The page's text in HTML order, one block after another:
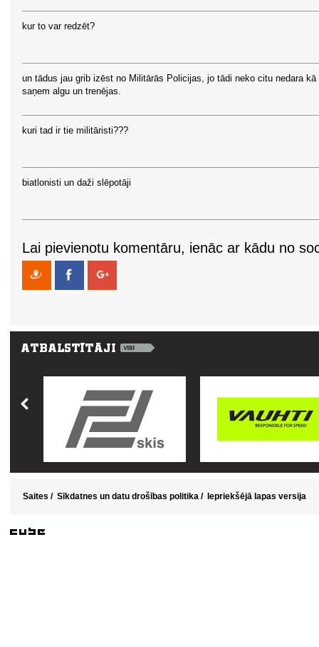
kur to var redzēt?
un tādus jau grib izēst no Militārās Policijas, jo tādi neko citu nedara kā
saņem algu un trenējas.
kuri tad ir tie militāristi???
biatlonisti un daži slēpotāji
Lai pievienotu komentāru, ienāc ar kādu no
Saites / Sīkdatnes un datu drošības politika / Iepriekšējā lapas versija